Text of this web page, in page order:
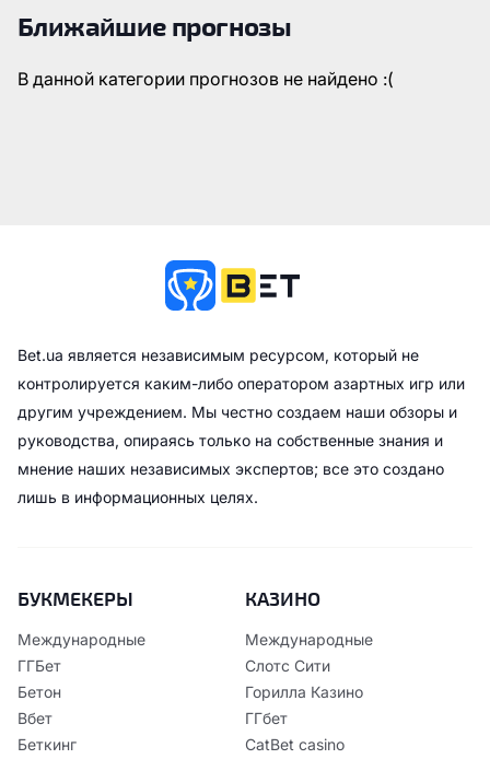
Ближайшие прогнозы
В данной категории прогнозов не найдено :(
Bet.ua является независимым ресурсом, который не
контролируется каким-либо оператором азартных игр или
другим учреждением. Мы честно создаем наши обзоры и
руководства, опираясь только на собственные знания и
мнение наших независимых экспертов; все это создано
лишь в информационных целях.
БУКМЕКЕРЫ
Международные
ГГБет
Бетон
Вбет
Беткинг
КАЗИНО
Международные
Слотс Сити
Горилла Казино
ГГбет
CatBet casino